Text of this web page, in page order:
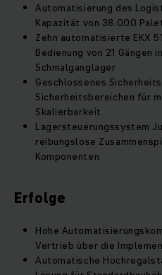
Automatisierung des
Kapazität von 38.000
Zehn automatisierte EKX
Bedienung von 21 Gängen
Schmalganglager
Geschlossenes
Sicherheitsbereichen für
Skalierbarkeit
Lagersteuerungssystem
reibungslose
Komponenten
Erfolge
Hohe
Vertrieb über die
Automatische